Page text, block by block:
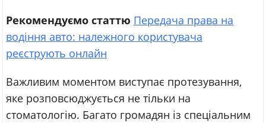
Рекомендуємо статтю Передача права на
водіння авто: належного користувача
реєструють онлайн
Важливим моментом виступає протезування,
яке розповсюджується не тільки на
стоматологію. Багато громадян із спеціальним